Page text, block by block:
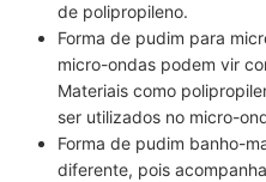
de polipropileno.
Forma de pudim para
micro-ondas podem vir
Materiais como
ser utilizados no micro-
Forma de pudim banho-
diferente, pois acompanha